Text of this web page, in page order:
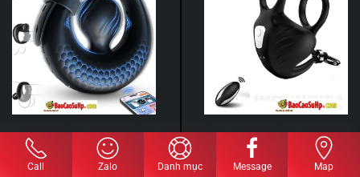
Vòng đeo dương vật điều
khiển APP Hellebore lưỡi
Vòng đeo cậu bé khóa
bìu COC Saionji Reika
Call Zalo Danh mục Message Map